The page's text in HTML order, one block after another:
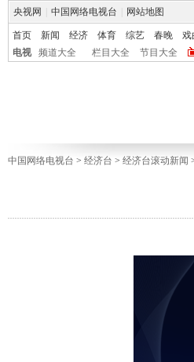
央视网 中国网络电视台 网站地图
首页 新闻 经济 体育 综艺 春晚 戏
电视
频道大全 栏目大全 节目大全
中国网络电视台 > 经济台 > 经济台滚动新闻